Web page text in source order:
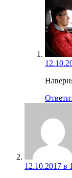
12.10.2017 в